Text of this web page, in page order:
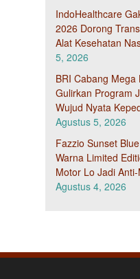
IndoHealthcare
2026 Dorong
Alat Kesehatan
5, 2026
BRI Cabang Mega
Gulirkan Program
Wujud Nyata
Agustus 5, 2026
Fazzio Sunset
Warna Limited
Motor Lo Jadi
Agustus 4, 2026